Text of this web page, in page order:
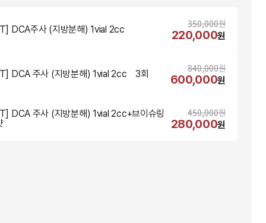
DCA주사 (지방분해) 1vial 2cc 350,000원
220,000원
DCA 주사 (지방분해) 1vial 2cc    3회 840,000원
600,000원
DCA 주사 (지방분해) 1vial 2cc+브이슈링
450,000원
280,000원